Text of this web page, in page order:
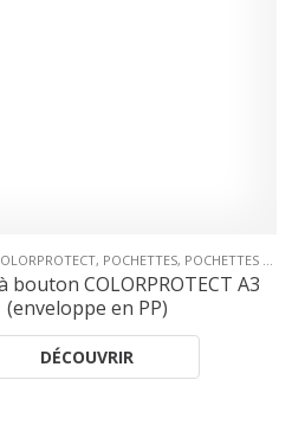
DOCUMENTS
, POCHETTES, POCHETTES A BOUTON
bouton COLORPROTECT A3
(enveloppe en PP)
DÉCOUVRIR